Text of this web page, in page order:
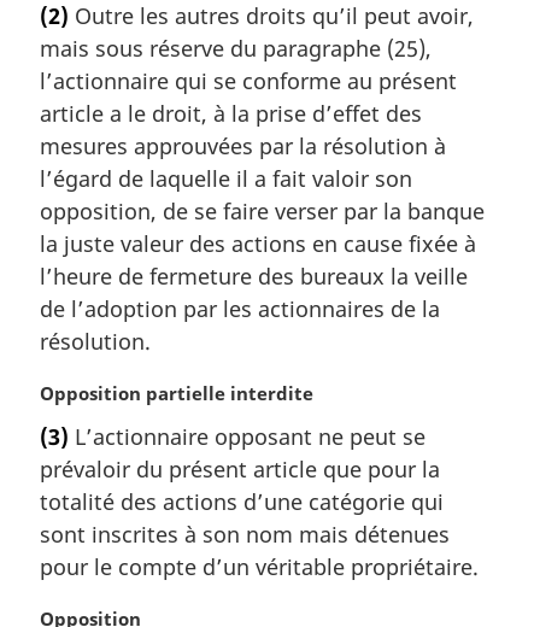
n
a
l
e
:
t
e
m
a
g
i
n
a
l
e
:
(2) Outre les autres droits qu’il peut avoir,
mais sous réserve du paragraphe (25),
l’actionnaire qui se conforme au présent
article a le droit, à la prise d’effet des
mesures approuvées par la résolution à
l’égard de laquelle il a fait valoir son
opposition, de se faire verser par la banque
la juste valeur des actions en cause fixée à
l’heure de fermeture des bureaux la veille
de l’adoption par les actionnaires de la
résolution.
N
t
e
m
a
g
Opposition partielle interdite
(3) L’actionnaire opposant ne peut se
prévaloir du présent article que pour la
totalité des actions d’une catégorie qui
sont inscrites à son nom mais détenues
pour le compte d’un véritable propriétaire.
N
Opposition